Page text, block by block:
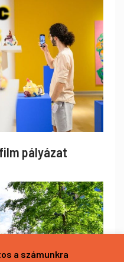
pályázat
a számunkra